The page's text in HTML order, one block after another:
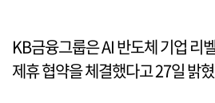
KB금융그룹은 AI 반도체 기업 리
제휴 협약을 체결했다고 27일 밝